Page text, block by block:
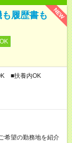
NEW
履歴書も
■扶養内OK
希望の勤務地を紹介